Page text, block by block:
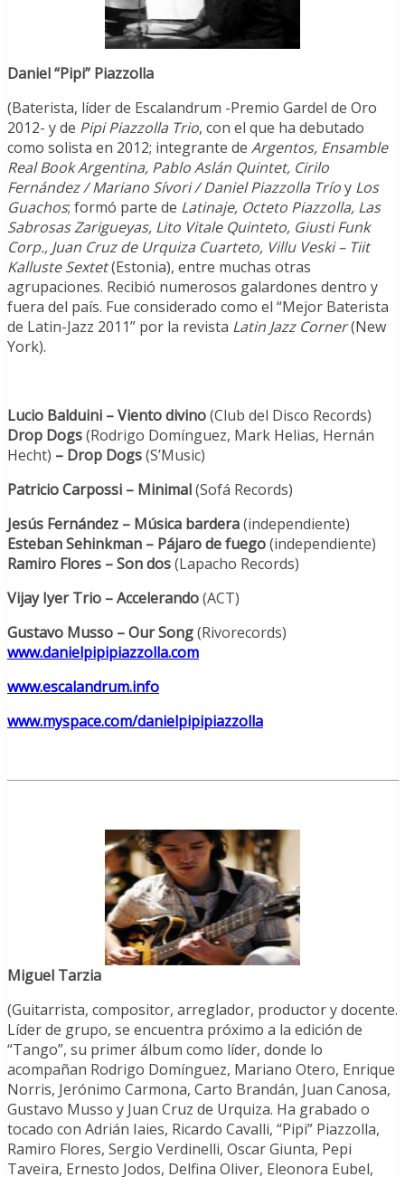
Daniel “Pipi” Piazzolla
(Baterista, líder de Escalandrum -Premio Gardel de Oro
2012- y de Pipi Piazzolla Trio, con el que ha debutado
como solista en 2012; integrante de Argentos, Ensamble
Real Book Argentina, Pablo Aslán Quintet, Cirilo
Fernández / Mariano Sívori / Daniel Piazzolla Tríoy Los
Guachos; formó parte de Latinaje, Octeto Piazzolla, Las
Sabrosas Zarigueyas, Lito Vitale Quinteto, Giusti Funk
Corp., Juan Cruz de Urquiza Cuarteto, Villu Veski – Tiit
Kalluste Sextet(Estonia), entre muchas otras
agrupaciones. Recibió numerosos galardones dentro y
fuera del país. Fue considerado como el “Mejor Baterista
de Latin-Jazz 2011” por la revista Latin Jazz Corner(New
York).
Lucio Balduini – Viento divino(Club del Disco Records)
Drop Dogs(Rodrigo Domínguez, Mark Helias, Hernán
Hecht) – Drop Dogs(S’Music)
Patricio Carpossi – Minimal(Sofá Records)
Jesús Fernández – Música bardera(independiente)
Esteban Sehinkman – Pájaro de fuego(independiente)
Ramiro Flores – Son dos(Lapacho Records)
Vijay Iyer Trio – Accelerando(ACT)
Gustavo Musso – Our Song(Rivorecords)
www.danielpipipiazzolla.com
www.escalandrum.info
www.myspace.com/danielpipipiazzolla
Miguel Tarzia
(Guitarrista, compositor, arreglador, productor y docente.
Líder de grupo, se encuentra próximo a la edición de
“Tango”, su primer álbum como líder, donde lo
acompañan Rodrigo Domínguez, Mariano Otero, Enrique
Norris, Jerónimo Carmona, Carto Brandán, Juan Canosa,
Gustavo Musso y Juan Cruz de Urquiza. Ha grabado o
tocado con Adrián Iaies, Ricardo Cavalli, “Pipi” Piazzolla,
Ramiro Flores, Sergio Verdinelli, Oscar Giunta, Pepi
Taveira, Ernesto Jodos, Delfina Oliver, Eleonora Eubel,